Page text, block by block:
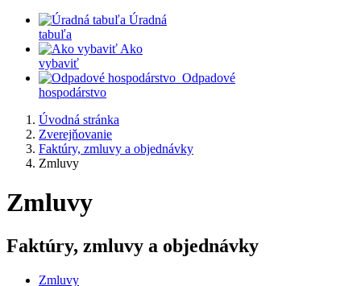
Úradná
tabuľa
Ako
vybaviť
Odpadové
hospodárstvo
Úvodná stránka
Zverejňovanie
Faktúry, zmluvy a objednávky
Zmluvy
Zmluvy
Faktúry, zmluvy a objednávky
Zmluvy